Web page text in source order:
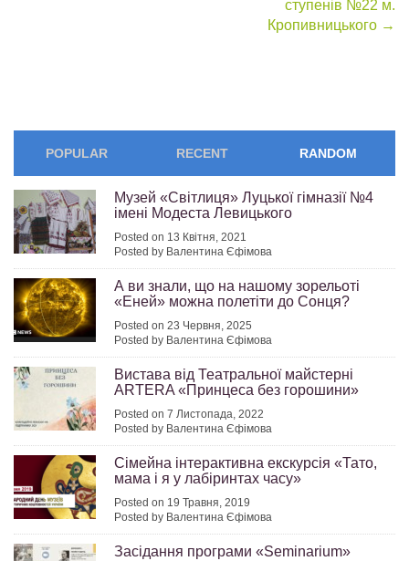
ступенів №22 м.
Кропивницького →
POPULAR RECENT RANDOM
Музей «Світлиця» Луцької гімназії №4
імені Модеста Левицького
Posted on 13 Квітня, 2021
Posted by Валентина Єфімова
А ви знали, що на нашому зорельоті
«Еней» можна полетіти до Сонця?
Posted on 23 Червня, 2025
Posted by Валентина Єфімова
Вистава від Театральної майстерні
ARTERA «Принцеса без горошини»
Posted on 7 Листопада, 2022
Posted by Валентина Єфімова
Сімейна інтерактивна екскурсія «Тато,
мама і я у лабіринтах часу»
Posted on 19 Травня, 2019
Posted by Валентина Єфімова
Засідання програми «Seminarium»